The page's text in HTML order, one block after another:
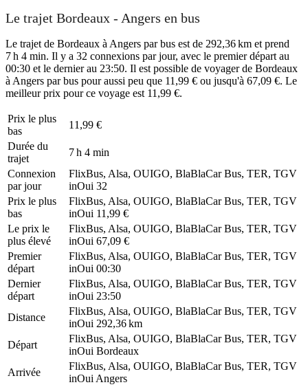
Le trajet Bordeaux - Angers en bus
Le trajet de Bordeaux à Angers par bus est de 292,36 km et prend
7 h 4 min. Il y a 32 connexions par jour, avec le premier départ au
00:30 et le dernier au 23:50. Il est possible de voyager de Bordeaux
à Angers par bus pour aussi peu que 11,99 € ou jusqu'à 67,09 €. Le
meilleur prix pour ce voyage est 11,99 €.
Prix ​​le plus
bas
11,99 €
Durée du
trajet
7 h 4 min
Connexion
par jour
FlixBus, Alsa, OUIGO, BlaBlaCar Bus, TER, TGV
inOui 32
Prix ​​le plus
bas
FlixBus, Alsa, OUIGO, BlaBlaCar Bus, TER, TGV
inOui 11,99 €
Le prix le
plus élevé
FlixBus, Alsa, OUIGO, BlaBlaCar Bus, TER, TGV
inOui 67,09 €
Premier
départ
FlixBus, Alsa, OUIGO, BlaBlaCar Bus, TER, TGV
inOui 00:30
Dernier
départ
FlixBus, Alsa, OUIGO, BlaBlaCar Bus, TER, TGV
inOui 23:50
Distance
FlixBus, Alsa, OUIGO, BlaBlaCar Bus, TER, TGV
inOui 292,36 km
Départ
FlixBus, Alsa, OUIGO, BlaBlaCar Bus, TER, TGV
inOui Bordeaux
Arrivée
FlixBus, Alsa, OUIGO, BlaBlaCar Bus, TER, TGV
inOui Angers